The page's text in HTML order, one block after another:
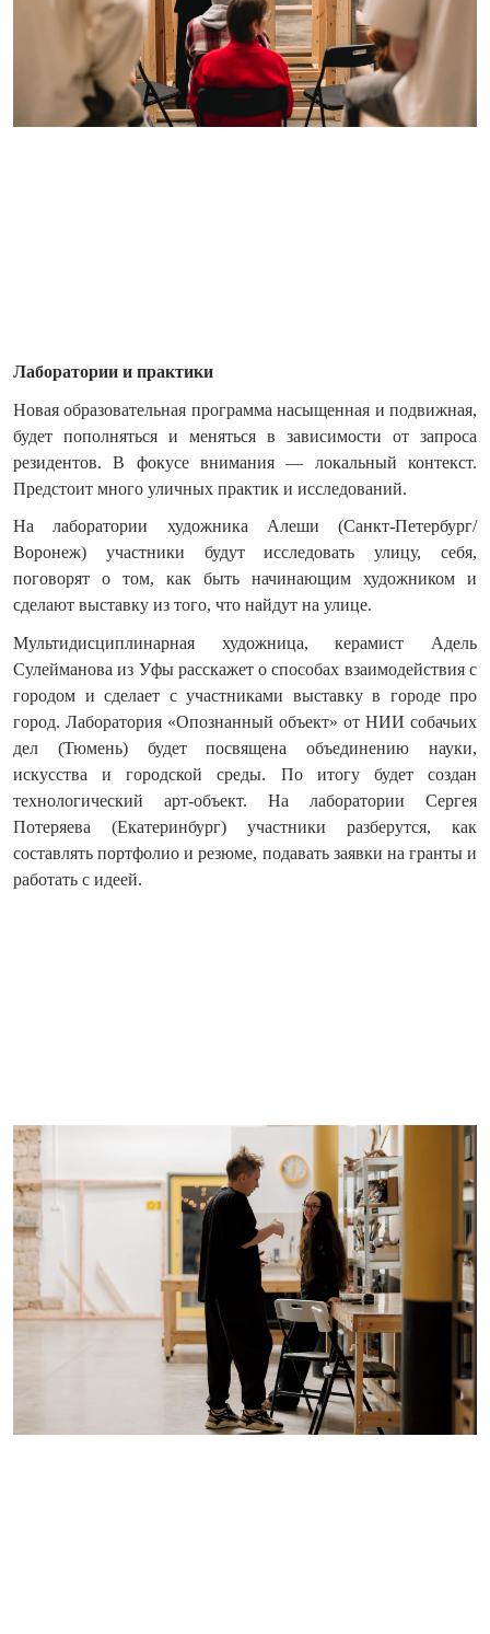
Лаборатории и практики
Новая образовательная программа насыщенная и подвижная,
будет пополняться и меняться в зависимости от запроса
резидентов. В фокусе внимания — локальный контекст.
Предстоит много уличных практик и исследований.
На лаборатории художника Алеши (Санкт-Петербург/
Воронеж) участники будут исследовать улицу, себя,
поговорят о том, как быть начинающим художником и
сделают выставку из того, что найдут на улице.
Мультидисциплинарная художница, керамист Адель
Сулейманова из Уфы расскажет о способах взаимодействия с
городом и сделает с участниками выставку в городе про
город. Лаборатория «Опознанный объект» от НИИ собачьих
дел (Тюмень) будет посвящена объединению науки,
искусства и городской среды. По итогу будет создан
технологический арт-объект. На лаборатории Сергея
Потеряева (Екатеринбург) участники разберутся, как
составлять портфолио и резюме, подавать заявки на гранты и
работать с идеей.